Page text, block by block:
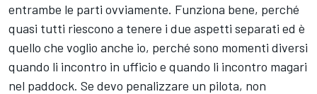
entrambe le parti ovviamente. Funziona bene, perché
quasi tutti riescono a tenere i due aspetti separati ed è
quello che voglio anche io, perché sono momenti diversi
quando li incontro in ufficio e quando li incontro magari
nel paddock. Se devo penalizzare un pilota, non